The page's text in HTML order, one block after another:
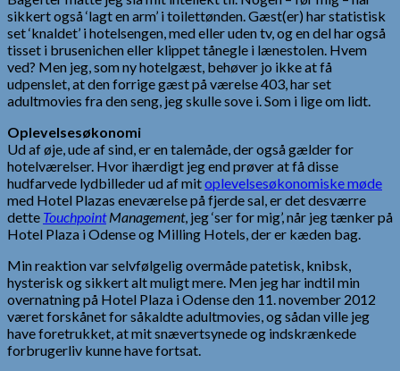
sikkert også ‘lagt en arm’ i toilettønden. Gæst(er) har statistisk
set ‘knaldet’ i hotelsengen, med eller uden tv, og en del har også
tisset i brusenichen eller klippet tånegle i lænestolen. Hvem
ved? Men jeg, som ny hotelgæst, behøver jo ikke at få
udpenslet, at den forrige gæst på værelse 403, har set
adultmovies fra den seng, jeg skulle sove i. Som i lige om lidt.
Oplevelsesøkonomi
Ud af øje, ude af sind, er en talemåde, der også gælder for
hotelværelser. Hvor ihærdigt jeg end prøver at få disse
hudfarvede lydbilleder ud af mitoplevelsesøkonomiske møde
med Hotel Plazas eneværelse på fjerde sal, er det desværre
dette TouchpointManagement, jeg ‘ser for mig’, når jeg tænker på
Hotel Plaza i Odense og Milling Hotels, der er kæden bag.
Min reaktion var selvfølgelig overmåde patetisk, knibsk,
hysterisk og sikkert alt muligt mere. Men jeg har indtil min
overnatning på Hotel Plaza i Odense den 11. november 2012
været forskånet for såkaldte adultmovies, og sådan ville jeg
have foretrukket, at mit snævertsynede og indskrænkede
forbrugerliv kunne have fortsat.